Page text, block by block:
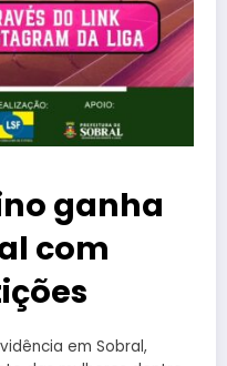
ganha
com
em Sobral,